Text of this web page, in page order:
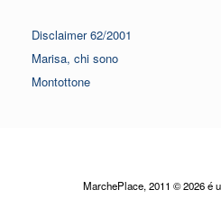
Disclaimer 62/2001
Marisa, chi sono
Montottone
MarchePlace, 2011 © 2026 é